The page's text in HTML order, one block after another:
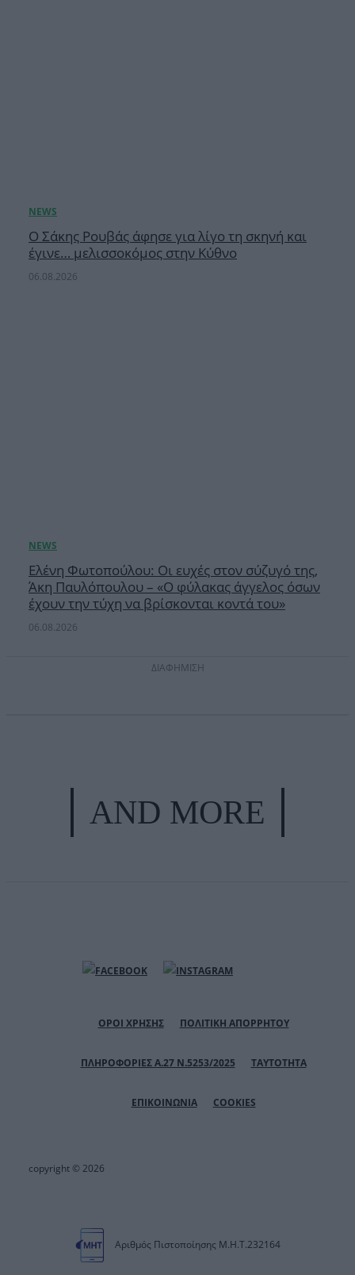
Ο Σάκης Ρουβάς άφησε για λίγο τη σκηνή και
έγινε… μελισσοκόμος στην Κύθνο
06.08.2026
Ελένη Φωτοπούλου: Οι ευχές στον σύζυγό της,
Άκη Παυλόπουλου – «Ο φύλακας άγγελος όσων
έχουν την τύχη να βρίσκονται κοντά του»
06.08.2026
ΔΙΑΦΗΜΙΣΗ
AND MORE
ΟΡΟΙ ΧΡΗΣΗΣ ΠΟΛΙΤΙΚΗ ΑΠΟΡΡΗΤΟΥ
ΠΛΗΡΟΦΟΡΙΕΣ Α.27 Ν.5253/2025 ΤΑΥΤΟΤΗΤΑ
ΕΠΙΚΟΙΝΩΝΙΑ COOKIES
copyright © 2026
Αριθμός Πιστοποίησης Μ.Η.Τ.232164